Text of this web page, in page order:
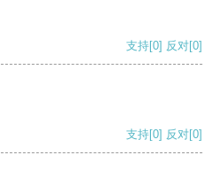
支持[0] 反对[0]
支持[0] 反对[0]